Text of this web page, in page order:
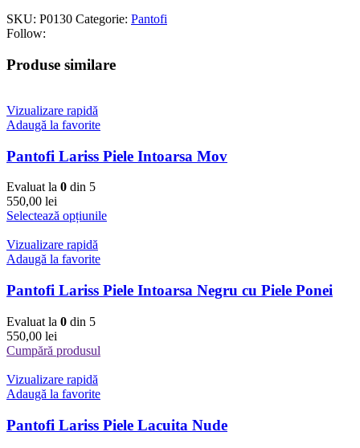
SKU: P0130 Categorie: Pantofi
Follow:
Produse similare
Vizualizare rapidă
Adaugă la favorite
Pantofi Lariss Piele Intoarsa Mov
Evaluat la 0 din 5
550,00 lei
Selectează opțiunile
Vizualizare rapidă
Adaugă la favorite
Pantofi Lariss Piele Intoarsa Negru cu Piele Ponei
Evaluat la 0 din 5
550,00 lei
Cumpără produsul
Vizualizare rapidă
Adaugă la favorite
Pantofi Lariss Piele Lacuita Nude